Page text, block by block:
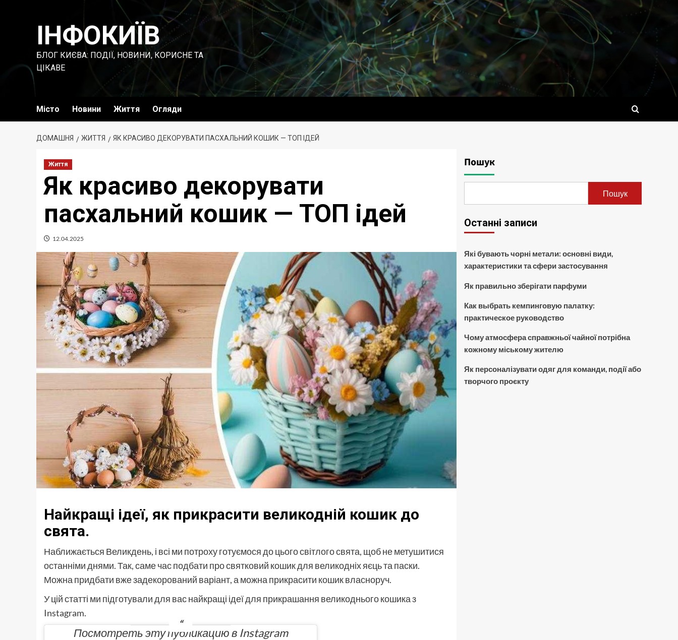
ІНФОКИЇВ
БЛОГ КИЄВА: ПОДІЇ, НОВИНИ, КОРИСНЕ ТА
ЦІКАВЕ
Місто Новини Життя Огляди
ДОМАШНЯ ЖИТТЯ ЯК КРАСИВО ДЕКОРУВАТИ ПАСХАЛЬНИЙ КОШИК — ТОП ІДЕЙ
Життя
Як красиво декорувати
пасхальний кошик — ТОП ідей
12.04.2025
Найкращі ідеї, як прикрасити великодній кошик до
свята.
Наближається Великдень, і всі ми потроху готуємося до цього світлого свята, щоб не метушитися
останніми днями. Так, саме час подбати про святковий кошик для великодніх яєць та паски.
Можна придбати вже задекорований варіант, а можна прикрасити кошик власноруч.
У цій статті ми підготували для вас найкращі ідеї для прикрашання великоднього кошика з
Instagram.
Посмотреть эту публикацию в Instagram
Пошук
Пошук
Останні записи
Які бувають чорні метали: основні види,
характеристики та сфери застосування
Як правильно зберігати парфуми
Как выбрать кемпинговую палатку:
практическое руководство
Чому атмосфера справжньої чайної потрібна
кожному міському жителю
Як персоналізувати одяг для команди, події або
творчого проєкту